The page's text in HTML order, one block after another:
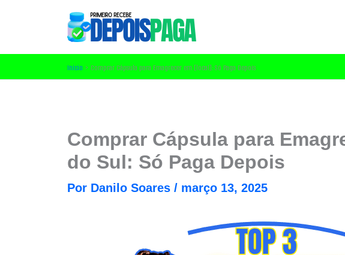
Início Comprar Cápsula para Emagrecer em [local]: Só Paga Depois
Comprar Cápsula para
do Sul: Só Paga Depois
Por Danilo Soares / março 13, 2025